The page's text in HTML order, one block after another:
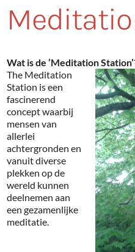
Wat is de ’Meditation
The Meditation
Station is een
fascinerend
concept waarbij
mensen van
allerlei
achtergronden en
vanuit diverse
plekken op de
wereld kunnen
deelnemen aan
een gezamenlijke
meditatie.